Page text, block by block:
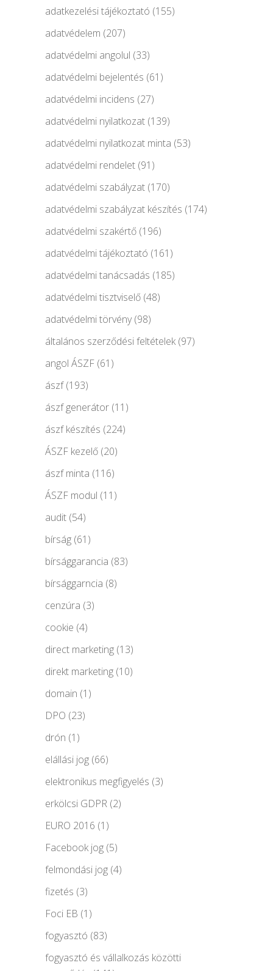
adatkezelési tájékoztató (155)
adatvédelem (207)
adatvédelmi angolul (33)
adatvédelmi bejelentés (61)
adatvédelmi incidens (27)
adatvédelmi nyilatkozat (139)
adatvédelmi nyilatkozat minta (53)
adatvédelmi rendelet (91)
adatvédelmi szabályzat (170)
adatvédelmi szabályzat készítés (174)
adatvédelmi szakértő (196)
adatvédelmi tájékoztató (161)
adatvédelmi tanácsadás (185)
adatvédelmi tisztviselő (48)
adatvédelmi törvény(98)
általános szerződési feltételek(97)
angol ÁSZF (61)
ászf(193)
ászf generátor (11)
ászf készítés (224)
ÁSZF kezelő (20)
ászf minta (116)
ÁSZF modul (11)
audit (54)
bírság (61)
bírsággarancia (83)
bírsággarncia (8)
cenzúra (3)
cookie (4)
direct marketing (13)
direkt marketing (10)
domain (1)
DPO (23)
drón (1)
elállási jog (66)
elektronikus megfigyelés (3)
erkölcsi GDPR (2)
EURO 2016 (1)
Facebook jog (5)
felmondási jog (4)
fizetés (3)
Foci EB (1)
fogyasztó (83)
fogyasztó és vállalkozás közötti